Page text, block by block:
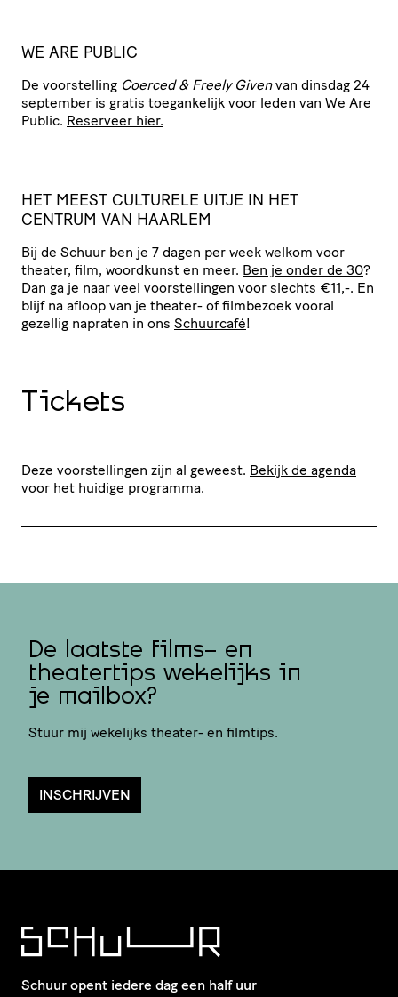
WE ARE PUBLIC
De voor­stel­ling Coerced&Freely Givenvan dinsdag 24
september is gratis toegan­ke­lijk voor leden van We Are
Public. Reserveer hier.
HET MEEST CULTURELE UITJE IN HET
CENTRUM VAN HAARLEM
Bij de Schuur ben je 7 dagen per week welkom voor
theater, film, woordkunst en meer. Ben je onder de 30?
Dan ga je naar veel voor­stel­lingen voor slechts €11,-. En
blijf na afloop van je theater- of filmbezoek vooral
gezellig napraten in ons Schuurcafé!
Tickets
Deze voorstellingen zijn al geweest. Bekijk de agenda
voor het huidige programma.
De laatste films- en
theatertips wekelijks in
je mailbox?
Stuur mij wekelijks theater- en filmtips.
INSCHRIJVEN
Schuur opent iedere dag een half uur